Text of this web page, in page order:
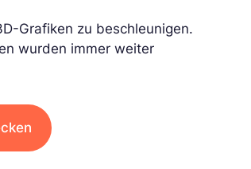
Grafiken zu beschleunigen.
wurden immer weiter